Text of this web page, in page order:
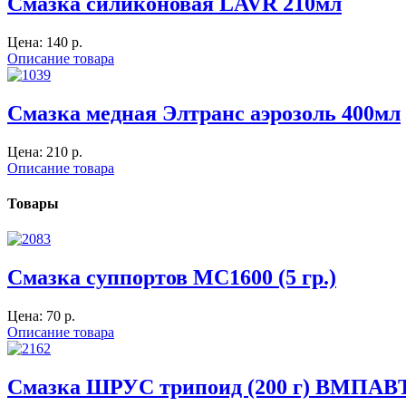
Цена: 140 p.
Описание товара
Смазка медная Элтранс аэрозоль 400мл
Цена: 210 p.
Описание товара
Товары
Смазка суппортов МС1600 (5 гр.)
Цена: 70 p.
Описание товара
Смазка ШРУС трипоид (200 г)